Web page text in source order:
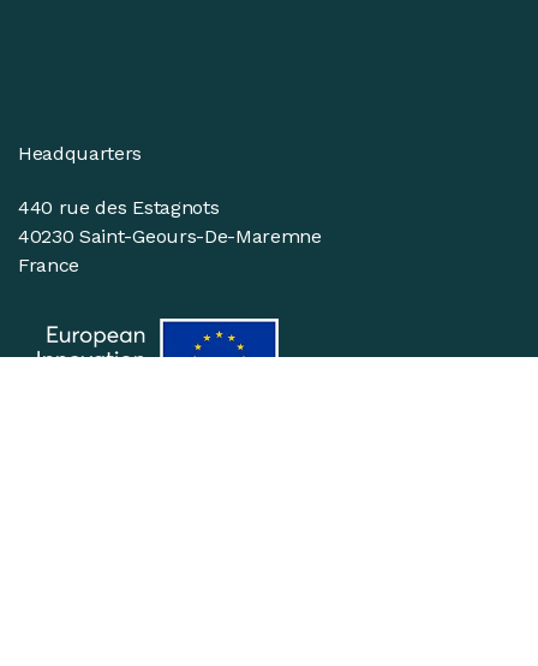
Headquarters
440 rue des Estagnots
40230 Saint-Geours-De-Maremne
France